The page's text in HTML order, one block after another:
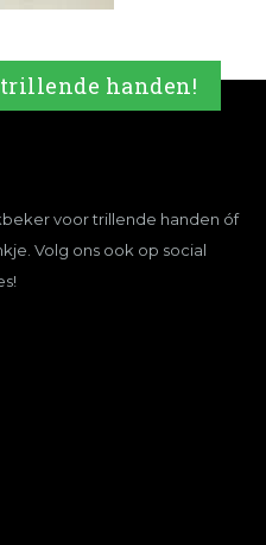
handen!
voor trillende handen óf
Volg ons ook op social